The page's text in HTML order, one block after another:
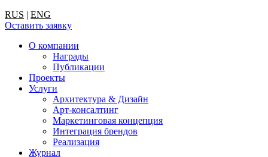
RUS | ENG
Оставить заявку
О компании
Награды
Публикации
Проекты
Услуги
Архитектура & Дизайн
Арт-консалтинг
Маркетинговая концепция
Интеграция брендов
Реализация
Журнал